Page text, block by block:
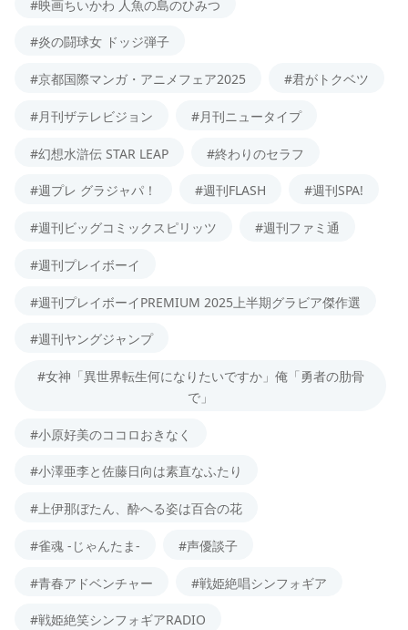
#映画ちいかわ 人魚の島のひみつ
#炎の闘球女 ドッジ弾子
#京都国際マンガ・アニメフェア2025 #君がトクベツ
#月刊ザテレビジョン #月刊ニュータイプ
#幻想水滸伝 STAR LEAP #終わりのセラフ
#週プレ グラジャパ！ #週刊FLASH #週刊SPA!
#週刊ビッグコミックスピリッツ #週刊ファミ通
#週刊プレイボーイ
#週刊プレイボーイPREMIUM 2025上半期グラビア傑作選
#週刊ヤングジャンプ
#女神「異世界転生何になりたいですか」俺「勇者の肋骨
で」
#小原好美のココロおきなく
#小澤亜李と佐藤日向は素直なふたり
#上伊那ぼたん、酔へる姿は百合の花
#雀魂 -じゃんたま- #声優談子
#青春アドベンチャー #戦姫絶唱シンフォギア
#戦姫絶笑シンフォギアRADIO